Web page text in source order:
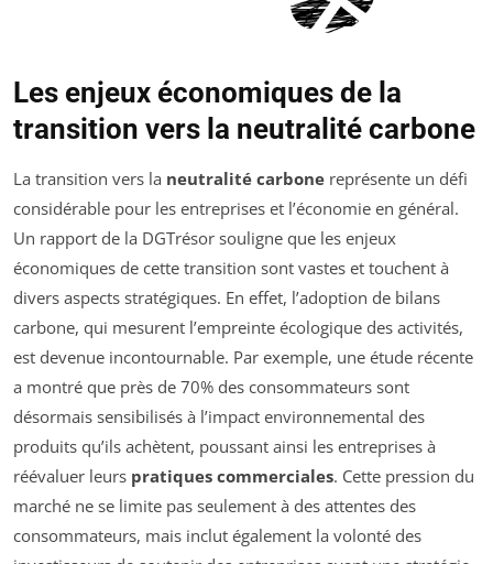
Les enjeux économiques de la
transition vers la neutralité carbone
La transition vers la neutralité carbone représente un défi
considérable pour les entreprises et l’économie en général.
Un rapport de la DGTrésor souligne que les enjeux
économiques de cette transition sont vastes et touchent à
divers aspects stratégiques. En effet, l’adoption de bilans
carbone, qui mesurent l’empreinte écologique des activités,
est devenue incontournable. Par exemple, une étude récente
a montré que près de 70% des consommateurs sont
désormais sensibilisés à l’impact environnemental des
produits qu’ils achètent, poussant ainsi les entreprises à
réévaluer leurs pratiques commerciales. Cette pression du
marché ne se limite pas seulement à des attentes des
consommateurs, mais inclut également la volonté des